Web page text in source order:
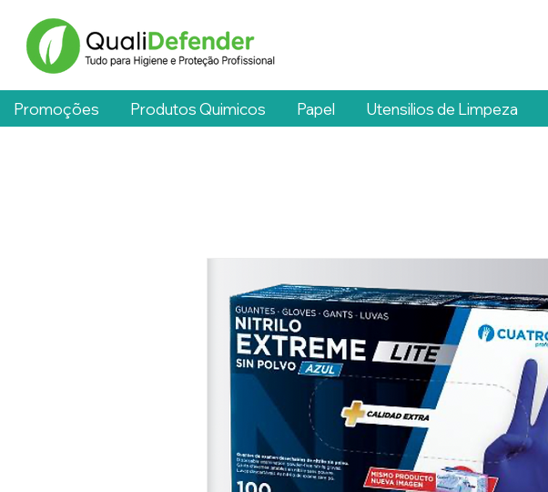
Promoções Produtos Quimicos Papel Utensilios de Limpeza